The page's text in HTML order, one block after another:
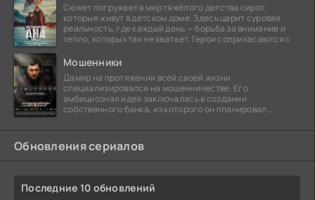
Сюжет погружает в мир тяжёлого детства сирот,
которые живут в детском доме. Здесь царит суровая
реальность, где каждый день — борьба за внимание и
тепло, которых так не хватает. Герои соприкасаются с
Мошенники
Дамир на протяжении всей своей жизни
специализировался на мошенничестве. Его
амбициозная идея заключалась в создании
собственного банка, из которого он планировал
Обновления сериалов
Последние 10 обновлений